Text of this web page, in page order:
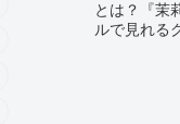
とは？『茉
ルで見れる
は299290
について